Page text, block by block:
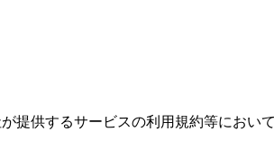
提供するサービスの利用規約等におい